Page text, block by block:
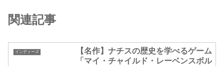
関連記事
インディーズ
【名作】ナチスの歴史を学べるゲーム
「マイ・チャイルド・レーベンスボル